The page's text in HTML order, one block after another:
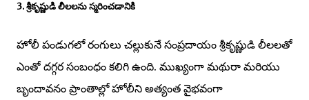
3. శ్రీకృష్ణుడి లీలలను స్మరించడానికి
హోలీ పండుగలో రంగులు చల్లుకునే సంప్రదాయం శ్రీకృష్ణుడి లీలలతో
ఎంతో దగ్గర సంబంధం కలిగి ఉంది. ముఖ్యంగా మథురా మరియు
బృందావనం ప్రాంతాల్లో హోలీని అత్యంత వైభవంగా